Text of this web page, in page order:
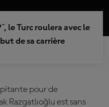
le Turc roulera avec le
de sa carrière
pour de
Razgatlıoğlu est sans